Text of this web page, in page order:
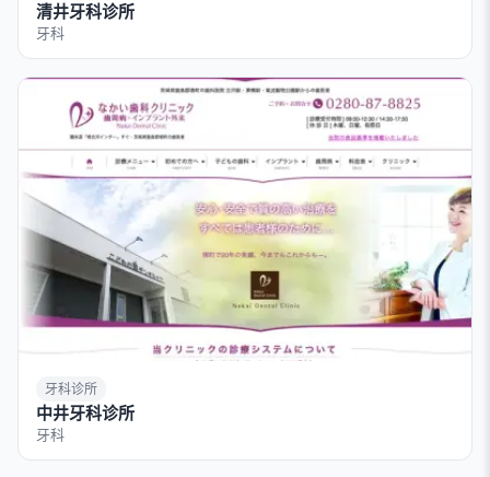
清井牙科诊所
牙科
牙科诊所
中井牙科诊所
牙科